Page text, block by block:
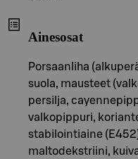
Ainesosat
Porsaanliha
suola, mausteet
persilja,
valkopippuri,
stabilointiaine
maltodekstriini,